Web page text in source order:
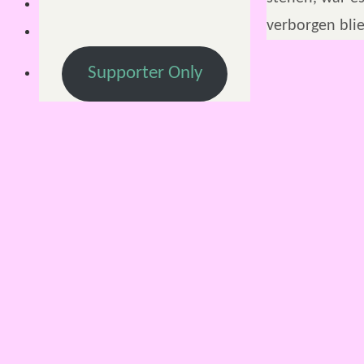
verborgen
Supporter Only